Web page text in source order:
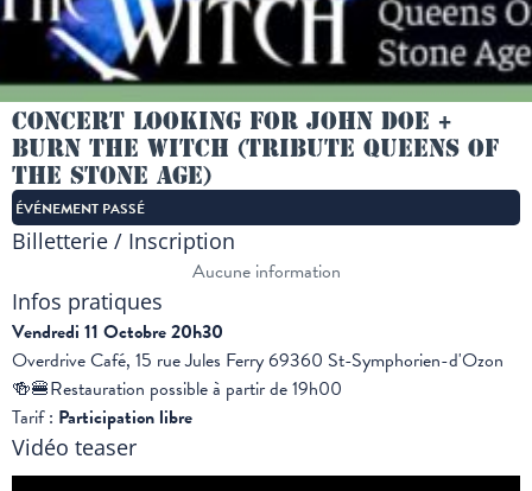
Concert Looking For John Doe +
Burn The Witch (tribute Queens Of
The Stone Age)
ÉVÉNEMENT PASSÉ
Billetterie / Inscription
Aucune information
Infos pratiques
Vendredi 11 Octobre 20h30
Overdrive Café, 15 rue Jules Ferry 69360 St-Symphorien-d'Ozon
🍻🍔Restauration possible à partir de 19h00
Tarif : Participation libre
Vidéo teaser